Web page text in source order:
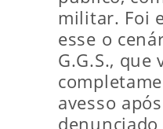
militar. Foi
esse o
G.G.S., que
avesso